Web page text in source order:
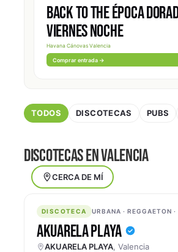
BACK TO THE ÉPOCA
VIERNES NOCHE
Havana Cánovas Valencia
Comprar entrada →
TODOS DISCOTECAS PUBS
DISCOTECAS EN VALENCIA
CERCA DE MÍ
DISCOTECA
DISCOTECA URBANA · REGGAETON
AKUARELA PLAYA
AKUARELA PLAYA, Valencia